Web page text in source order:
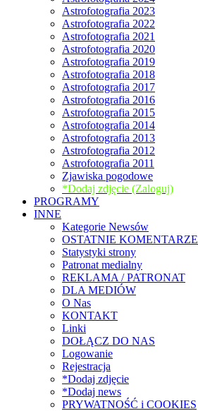
Astrofotografia 2023
Astrofotografia 2022
Astrofotografia 2021
Astrofotografia 2020
Astrofotografia 2019
Astrofotografia 2018
Astrofotografia 2017
Astrofotografia 2016
Astrofotografia 2015
Astrofotografia 2014
Astrofotografia 2013
Astrofotografia 2012
Astrofotografia 2011
Zjawiska pogodowe
*Dodaj zdjęcie (Zaloguj)
PROGRAMY
INNE
Kategorie Newsów
OSTATNIE KOMENTARZE
Statystyki strony
Patronat medialny
REKLAMA / PATRONAT
DLA MEDIÓW
O Nas
KONTAKT
Linki
DOŁĄCZ DO NAS
Logowanie
Rejestracja
*Dodaj zdjęcie
*Dodaj news
PRYWATNOŚĆ i COOKIES